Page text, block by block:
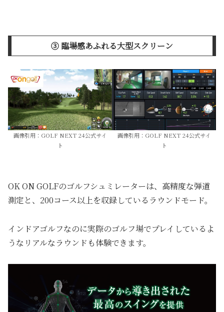
➂ 臨場感あふれる大型スクリーン
画像引用：GOLF NEXT 24公式サイ
ト
画像引用：GOLF NEXT 24公式サイ
ト
OK ON GOLFのゴルフシュミレーターは、高精度な弾道
測定と、200コース以上を収録しているラウンドモード。
インドアゴルフなのに実際のゴルフ場でプレイしているよ
うなリアルなラウンドも体験できます。